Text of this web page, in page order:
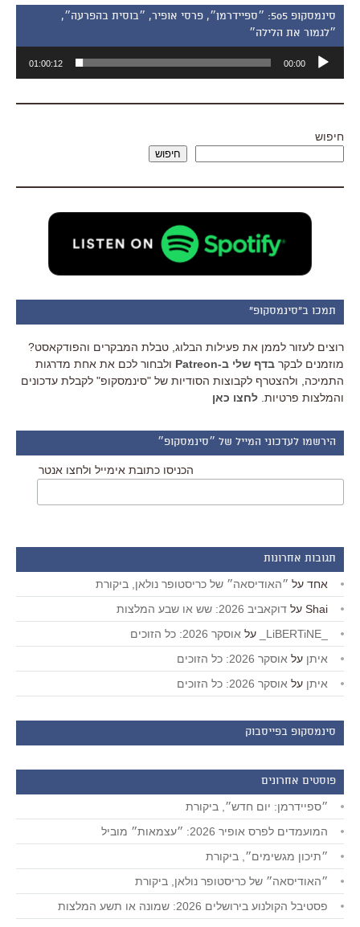
סינמסקופ 505: ״ספיידרמן״, פרסי אופיר, ״בוסית בהפרעה״,
״לגמור את הלילה״
אודיו
00:00
01:00:12
חיפוש
חיפוש
תמכו ב"סינמסקופ"
רוצים לעזור לממן את פעילות הבלוג, טבלת המבקרים והפודקאסט?
מוזמנים לבקר בדף שלי ב-Patreon
ולבחור לכם את אחת מדרגות
התמיכה, ולהצטרף לקבוצות הסודיות של "סינמסקופ" לקבלת עדכונים
והמלצות פרטיות. לחצו כאן
הירשמו לעדכוני המייל של ״סינמסקופ״
הכניסו כתובת אימייל ולחצו אנטר
תגובות אחרונות
אחד על ״האודיסאה״ של כריסטופר נולאן, ביקורת
Shai על דוקאביב 2026: שש או שבע המלצות
על אוסקר 2026: כל הזוכים
איתן על אוסקר 2026: כל הזוכים
איתן על אוסקר 2026: כל הזוכים
סינמסקופ בפייסבוק
פוסטים אחרונים
״ספיידרמן: יום חדש״, ביקורת
המועמדים לפרס אופיר 2026: ״עצמאות״ מוביל
״תיכון מגשימים״, ביקורת
״האודיסאה״ של כריסטופר נולאן, ביקורת
פסטיבל הקולנוע בירושלים 2026: שמונה או תשע המלצות